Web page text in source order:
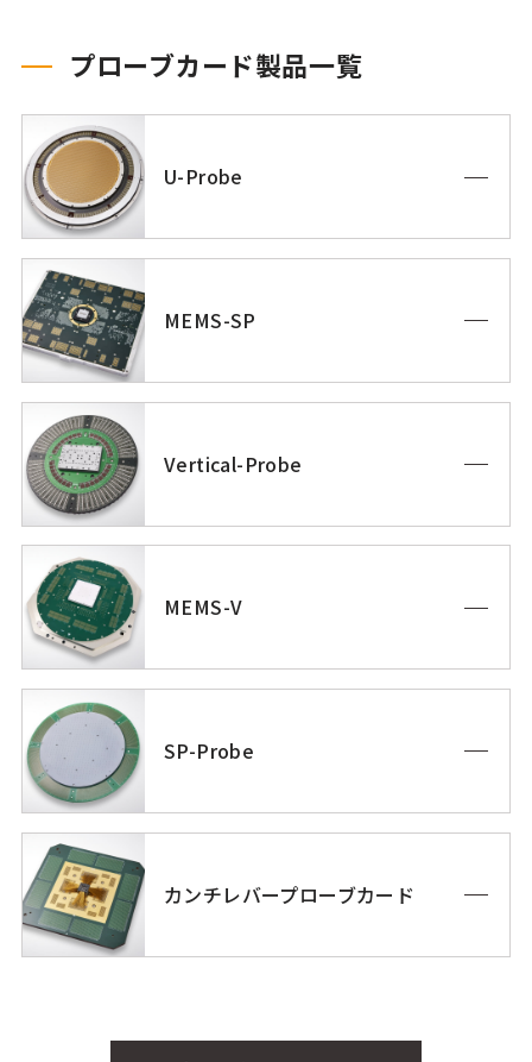
プローブカード製品一覧
U-Probe
MEMS-SP
Vertical-Probe
MEMS-V
SP-Probe
カンチレバープローブカード